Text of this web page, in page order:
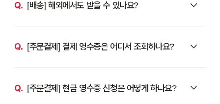
[배송] 해외에서도 받을 수 있나요?
[주문결제] 결제 영수증은 어디서 조회하나요?
[주문결제] 현금 영수증 신청은 어떻게 하나요?